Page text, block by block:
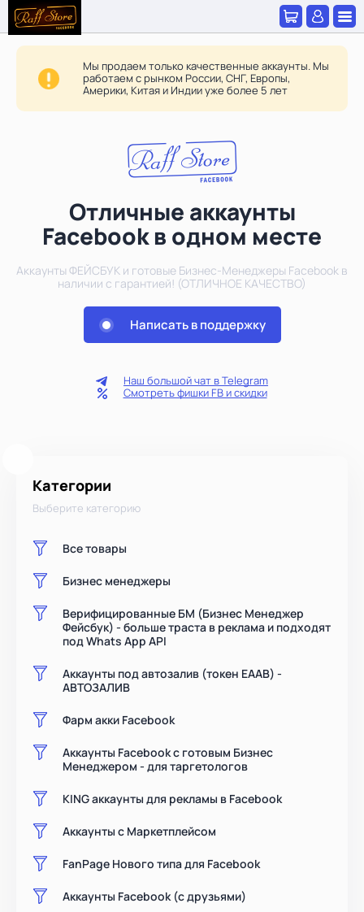
Мы продаем только качественные аккаунты. Мы
работаем с рынком России, СНГ, Европы,
Америки, Китая и Индии уже более 5 лет
Отличные аккаунты
Facebook в одном месте
Аккаунты ФЕЙСБУК и готовые Бизнес-Менеджеры Facebook в
наличии с гарантией! (ОТЛИЧНОЕ КАЧЕСТВО)
Написать в поддержку
Наш большой чат в Telegram
Смотреть фишки FB и скидки
Категории
Выберите категорию
Все товары
Бизнес менеджеры
Верифицированные БМ (Бизнес Менеджер
Фейсбук) - больше траста в реклама и подходят
под Whats App API
Аккаунты под автозалив (токен EAAB) -
АВТОЗАЛИВ
Фарм акки Facebook
Аккаунты Facebook с готовым Бизнес
Менеджером - для таргетологов
KING аккаунты для рекламы в Facebook
Аккаунты с Маркетплейсом
FanPage Нового типа для Facebook
Аккаунты Facebook (с друзьями)